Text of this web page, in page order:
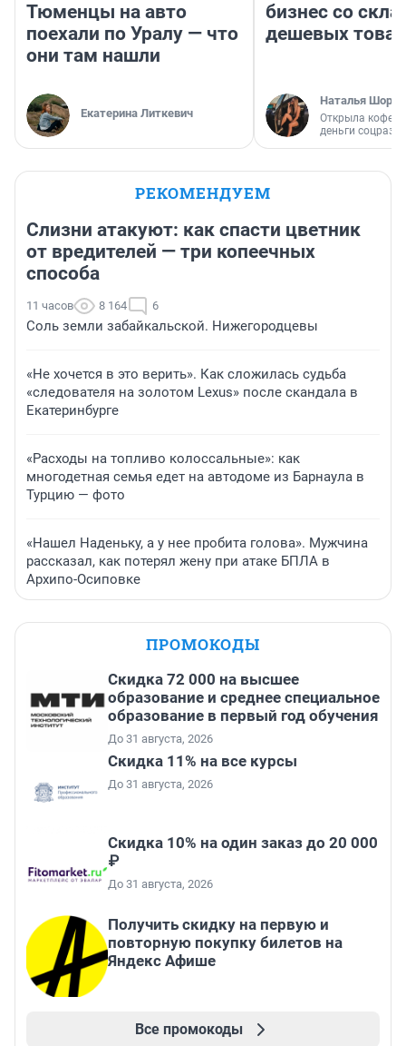
Тюменцы на авто
поехали по Уралу — что
они там нашли
Екатерина Литкевич
бизнес со
дешевых
Наталья
Открыла
деньги
РЕКОМЕНДУЕМ
Слизни атакуют: как спасти цветник
от вредителей — три копеечных
способа
11 часов 8 164 6
Соль земли забайкальской. Нижегородцевы
«Не хочется в это верить». Как сложилась судьба
«следователя на золотом Lexus» после скандала в
Екатеринбурге
«Расходы на топливо колоссальные»: как
многодетная семья едет на автодоме из Барнаула в
Турцию — фото
«Нашел Наденьку, а у нее пробита голова». Мужчина
рассказал, как потерял жену при атаке БПЛА в
Архипо-Осиповке
ПРОМОКОДЫ
Скидка 72 000 на высшее
образование и среднее специальное
образование в первый год обучения
До 31 августа, 2026
Скидка 11% на все курсы
До 31 августа, 2026
Скидка 10% на один заказ до 20 000
₽
До 31 августа, 2026
Получить скидку на первую и
повторную покупку билетов на
Яндекс Афише
Все промокоды